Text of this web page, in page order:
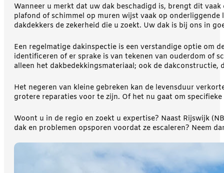
Wanneer u merkt dat uw dak beschadigd is, brengt dit
plafond of schimmel op muren wijst vaak op onderliggende
dakdekkers de zekerheid die u zoekt. Uw dak is bij ons in
Een regelmatige dakinspectie is een verstandige optie om
identificeren of er sprake is van tekenen van ouderdom of
alleen het dakbedekkingsmateriaal; ook de
Het negeren van kleine gebreken kan de levensduur
grotere reparaties voor te zijn. Of het nu gaat om
Woont u in de regio en zoekt u expertise? Naast Rijswijk
dak en problemen opsporen voordat ze escaleren? Neem